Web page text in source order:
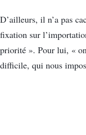
D’ailleurs, il n’a pas
fixation sur
priorité ». Pour lui, «
difficile, qui nous